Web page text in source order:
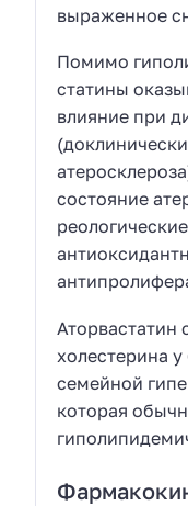
выраженное
Помимо
статины
влияние при
состояние
Аторвастатин
холестерина
семейной
которая